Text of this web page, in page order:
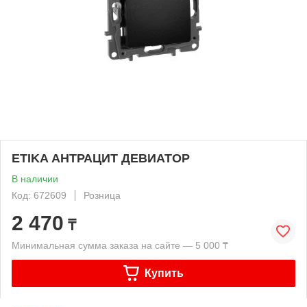
ETIKA АНТРАЦИТ ДЕВИАТОР
В наличии
Код: 672609
Розница
2 470 ₸
Минимальная сумма заказа на сайте — 5 000 ₸
Купить